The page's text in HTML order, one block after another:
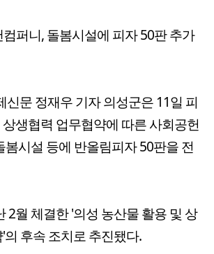
퍼니, 돌봄시설에 피자 50판 추가
신문 정재우 기자 의성군은 11일 피
생협력 업무협약에 따른 사회공헌
봄시설 등에 반올림피자 50판을 전
2월 체결한 '의성 농산물 활용 및 상
후속 조치로 추진됐다.